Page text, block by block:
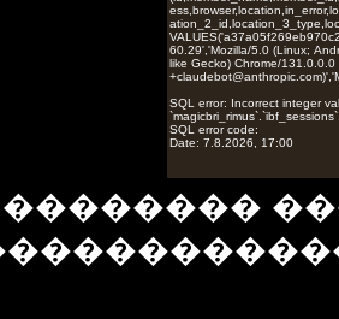
��������